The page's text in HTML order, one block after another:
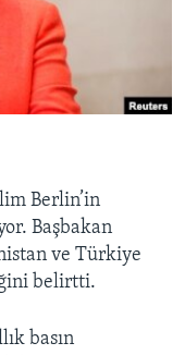
Berlin’in
Başbakan
ve Türkiye
belirtti.
basın